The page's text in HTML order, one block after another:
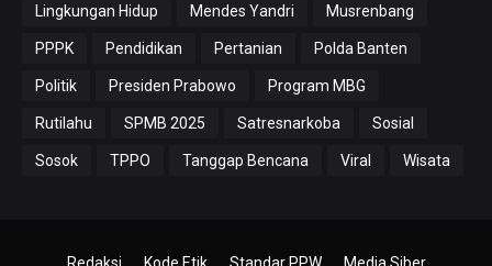
Lingkungan Hidup Mendes Yandri Musrenbang
PPPK Pendidikan Pertanian Polda Banten
Politik Presiden Prabowo Program MBG
Rutilahu SPMB 2025 Satresnarkoba Sosial
Sosok TPPO Tanggap Bencana Viral Wisata